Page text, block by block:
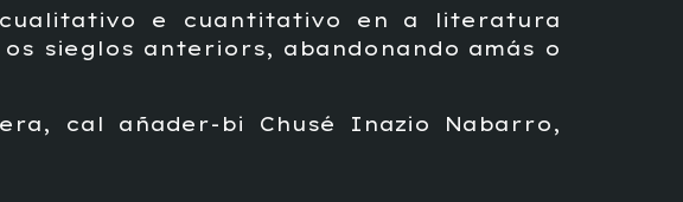
e cuantitativo en a literatura
sieglos anteriors, abandonando amás o
cal añader-bi Chusé Inazio Nabarro,